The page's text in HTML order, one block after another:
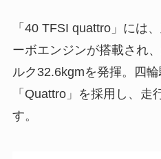
「40 TFSI quattro」には
ーボエンジンが搭載され
ルク32.6kgmを発揮。四
「Quattro」を採用し、走
す。